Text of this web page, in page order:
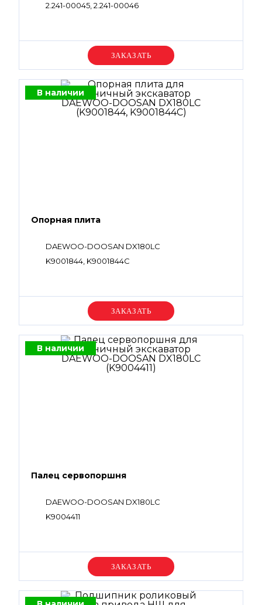
2.241-00045, 2.241-00046
Уточняйте цену
В наличии
Опорная плита
DAEWOO-DOOSAN DX180LC
K9001844, K9001844C
Уточняйте цену
В наличии
Палец сервопоршня
DAEWOO-DOOSAN DX180LC
K9004411
Уточняйте цену